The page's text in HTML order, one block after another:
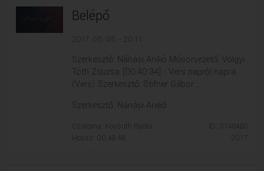
Belépő
2017. 05. 05. - 20:11
Szerkesztő: Nánási Anikó Műsorvezető: Völgyi
Tóth Zsuzsa [00:40:34] - Vers napról napra
(Vers) Szerkesztő: Stifner Gábor ...
Szerkesztő: Nánási Anikó
Csatorna: Kossuth Rádió
Hossz: 00:48:48
ID: 3148480
2017